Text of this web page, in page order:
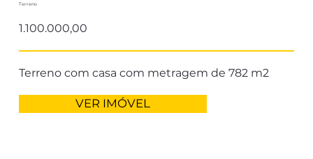
Terreno
1.100.000,00
Terreno com casa com metragem de 782 m2
VER IMÓVEL